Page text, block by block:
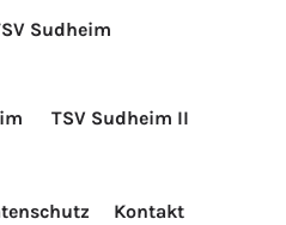
Sudheim
TSV Sudheim II
Kontakt